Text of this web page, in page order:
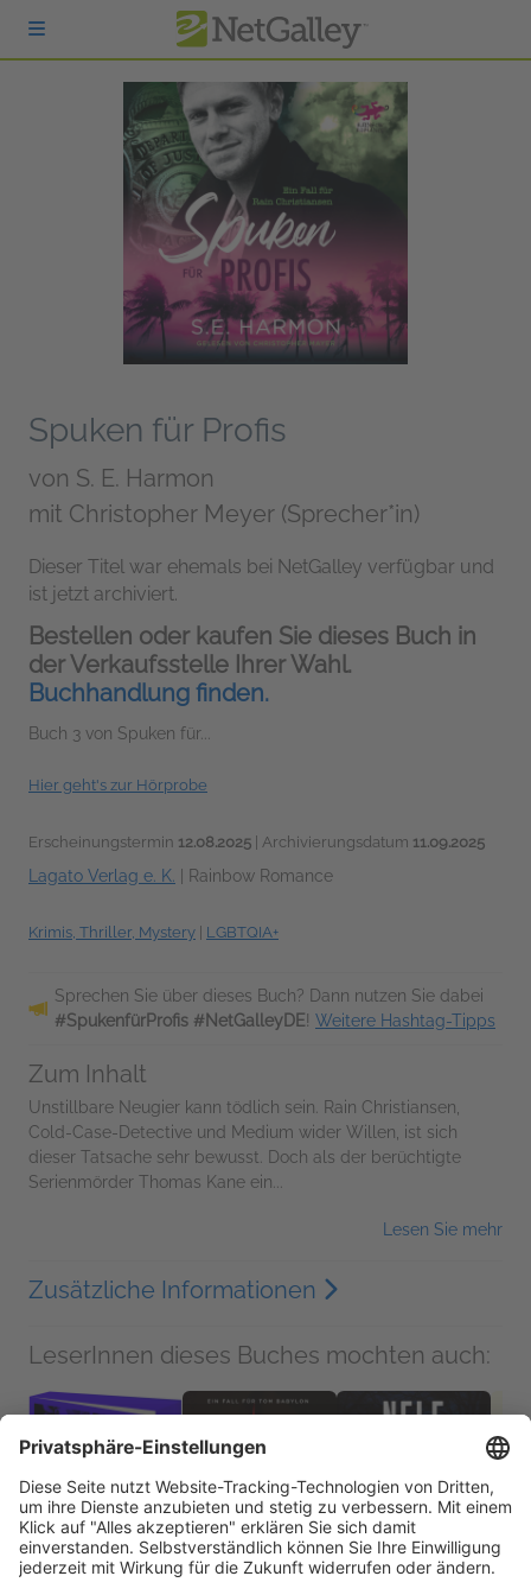
zum Hauptinhalt springen
Spuken für Profis
von S. E. Harmon
mit Christopher Meyer (Sprecher*in)
Dieser Titel war ehemals bei NetGalley verfügbar und
ist jetzt archiviert.
Bestellen oder kaufen Sie dieses Buch in
der Verkaufsstelle Ihrer Wahl.
Buchhandlung finden.
Buch 3 von Spuken für...
Hier geht's zur Hörprobe
Erscheinungstermin 12.08.2025 | Archivierungsdatum 11.09.2025
Lagato Verlag e. K. Rainbow Romance
Krimis, Thriller, Mystery LGBTQIA+
Sprechen Sie über dieses Buch? Dann nutzen Sie dabei
#SpukenfürProfis #NetGalleyDE! Weitere Hashtag-Tipps
Zum Inhalt
Unstillbare Neugier kann tödlich sein. Rain Christiansen,
Cold-Case-Detective und Medium wider Willen, ist sich
dieser Tatsache sehr bewusst. Doch als der berüchtigte
Serienmörder Thomas Kane ein...
Lesen Sie mehr
Zusätzliche Informationen
LeserInnen dieses Buches mochten auch: